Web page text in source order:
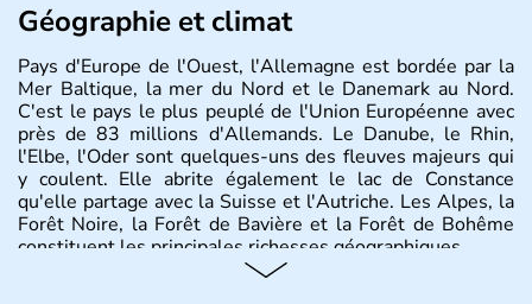
Géographie et climat
Pays d'Europe de l'Ouest, l'Allemagne est bordée par la
Mer Baltique, la mer du Nord et le Danemark au Nord.
C'est le pays le plus peuplé de l'Union Européenne avec
près de 83 millions d'Allemands. Le Danube, le Rhin,
l'Elbe, l'Oder sont quelques-uns des fleuves majeurs qui
y coulent. Elle abrite également le lac de Constance
qu'elle partage avec la Suisse et l'Autriche. Les Alpes, la
Forêt Noire, la Forêt de Bavière et la Forêt de Bohême
constituent les principales richesses géographiques.